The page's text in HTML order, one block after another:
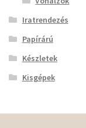
Iratrendezés
Papírárú
Készletek
Kisgépek